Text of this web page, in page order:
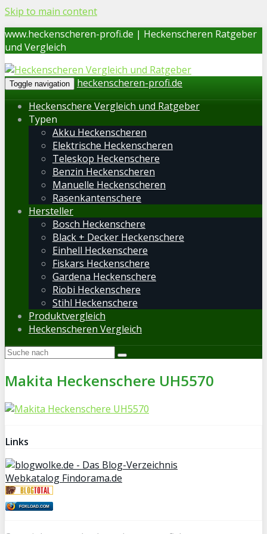
Skip to main content
www.heckenscheren-profi.de | Heckenscheren Ratgeber
und Vergleich
Toggle navigation
heckenscheren-profi.de
Heckenschere Vergleich und Ratgeber
Typen
Akku Heckenscheren
Elektrische Heckenscheren
Teleskop Heckenschere
Benzin Heckenscheren
Manuelle Heckenscheren
Rasenkantenschere
Hersteller
Bosch Heckenschere
Black + Decker Heckenschere
Einhell Heckenschere
Fiskars Heckenschere
Gardena Heckenschere
Riobi Heckenschere
Stihl Heckenschere
Produktvergleich
Heckenscheren Vergleich
Makita Heckenschere UH5570
Links
Webkatalog Findorama.de
FOXLOAD.COM